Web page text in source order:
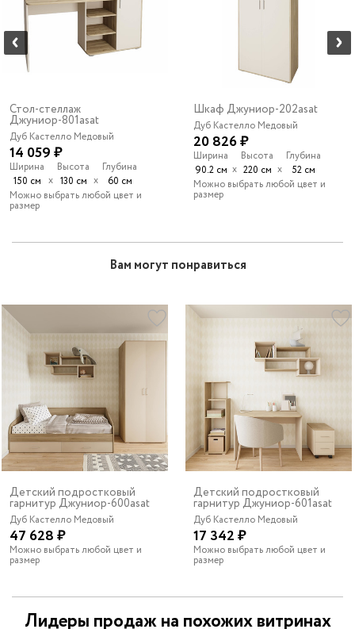
Стол-стеллаж
Джуниор-801asat
Дуб Кастелло Медовый
14 059 ₽
Ширина
150 см х
Высота
130 см х
Глубина
60 см
Можно выбрать любой цвет и
размер
Шкаф Джуниор-202asat
Дуб Кастелло Медовый
20 826 ₽
Ширина
90.2 см х
Высота
220 см х
Глубина
52 см
Можно выбрать любой цвет и
размер
Вам могут понравиться
Детский подростковый
гарнитур Джуниор-600asat
Дуб Кастелло Медовый
47 628 ₽
Можно выбрать любой цвет и
размер
Детский подростковый
гарнитур Джуниор-601asat
Дуб Кастелло Медовый
17 342 ₽
Можно выбрать любой цвет и
размер
Лидеры продаж на похожих витринах